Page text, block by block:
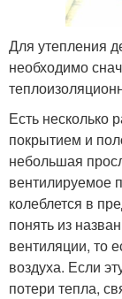
Для утепления
необходимо
Есть
покрытием и
небольшая
вентилируемое
колеблется в
понять из
вентиляции, то
воздуха. Если
потери тепла,